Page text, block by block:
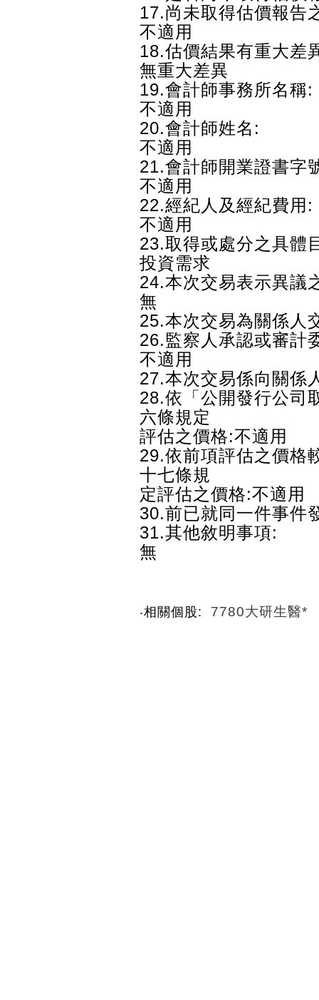
17.尚未取得估價報告
不適用
18.估價結果有重大差
無重大差異
19.會計師事務所名稱:
不適用
20.會計師姓名:
不適用
21.會計師開業證書字
不適用
22.經紀人及經紀費用:
不適用
23.取得或處分之具體
投資需求
24.本次交易表示異議
無
25.本次交易為關係人
26.監察人承認或審計
不適用
27.本次交易係向關係
28.依「公開發行公司
六條規定
評估之價格:不適用
29.依前項評估之價格
十七條規
定評估之價格:不適用
30.前已就同一件事件
31.其他敘明事項:
無
‧相關個股: 7780大研生醫*